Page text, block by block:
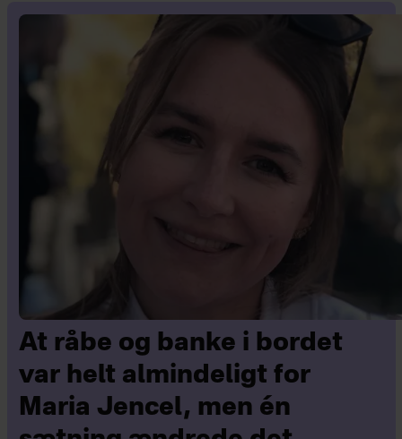
At råbe og banke i bordet
var helt almindeligt for
Maria Jencel, men én